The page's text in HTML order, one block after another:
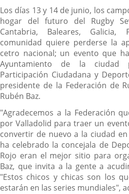
Los días 13 y 14 de junio, los
hogar del futuro del Rugby
Cantabria, Baleares, Galicia,
comunidad quiere perderse la
cetro nacional; un evento que
Ayuntamiento de la
Participación Ciudadana y
presidente de la Federación de
Rubén Baz.
"Agradecemos a la Federación
por Valladolid para traer un
convertir de nuevo a la ciudad
ha celebrado la concejala de
Rojo eran el mejor sitio para
Baz, que invita a la gente a
"Estos chicos y chicas son los
estarán en las series mundiales",